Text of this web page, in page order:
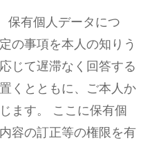
保有個人データにつ
の事項を本人の知りう
じて遅滞なく回答する
くとともに、ご本人か
ます。 ここに保有個
容の訂正等の権限を有